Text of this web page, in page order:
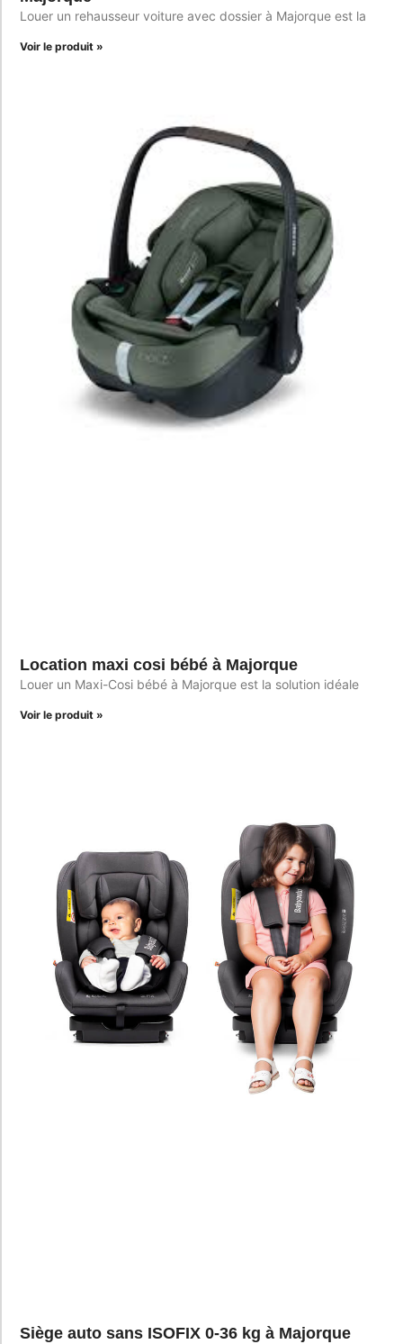
Louer un rehausseur voiture avec dossier à Majorque est la
Voir le produit »
Location maxi cosi bébé à Majorque
Louer un Maxi-Cosi bébé à Majorque est la solution idéale
Voir le produit »
Siège auto sans ISOFIX 0-36 kg à Majorque